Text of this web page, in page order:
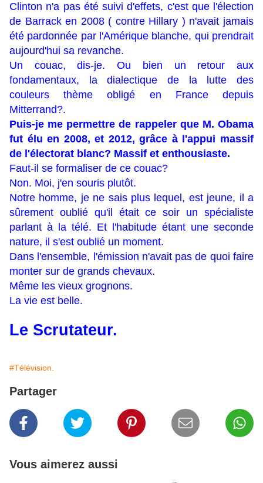
Clinton n'a pas été suivi d'effets, c'est que l'élection
de Barrack en 2008 ( contre Hillary ) n'avait jamais
été pardonnée par l'Amérique blanche, qui prendrait
aujourd'hui sa revanche.
Un couac, dis-je. Ou bien un retour aux
fondamentaux, la dialectique de la lutte des
couleurs thème obligé en France depuis
Mitterrand?.
Puis-je me permettre de rappeler que M. Obama
fut élu en 2008, et 2012, grâce à l'appui massif
de l'électorat blanc? Massif et enthousiaste.
Faut-il se formaliser de ce couac?
Non. Moi, j'en souris plutôt.
Notre homme, je ne sais plus lequel, est jeune, il a
sûrement oublié qu'il était ce soir un spécialiste
parlant à la télé. Et l'habitude étant une seconde
nature, il s'est oublié un moment.
Dans l'ensemble, l'émission n'avait pas de quoi faire
monter sur de grands chevaux.
Même les vieux grognons.
La vie est belle.
Le Scrutateur.
#Télévision.
Partager
Vous aimerez aussi